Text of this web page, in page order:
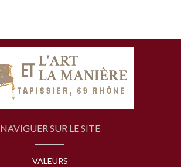
NAVIGUER SUR LE SITE
VALEURS